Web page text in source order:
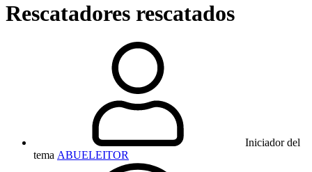
Rescatadores rescatados
Iniciador del
tema ABUELEITOR